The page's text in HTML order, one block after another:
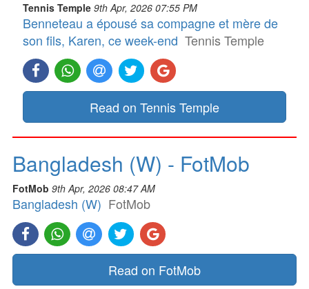
Tennis Temple 9th Apr, 2026 07:55 PM
Benneteau a épousé sa compagne et mère de
son fils, Karen, ce week-end Tennis Temple
Read on Tennis Temple
Bangladesh (W) - FotMob
FotMob 9th Apr, 2026 08:47 AM
Bangladesh (W) FotMob
Read on FotMob